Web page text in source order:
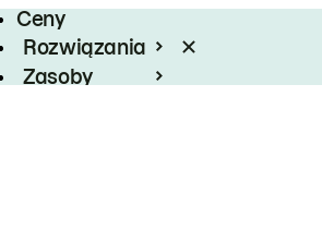
Ceny
Rozwiązania
Zasoby